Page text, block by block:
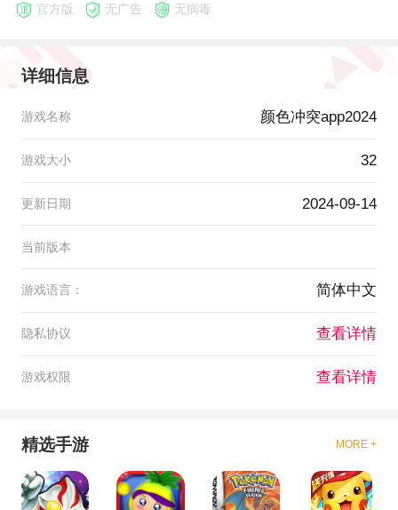
官方版 无广告 无病毒
详细信息
游戏名称 颜色冲突app2024
游戏大小 32
更新日期 2024-09-14
当前版本
游戏语言： 简体中文
隐私协议 查看详情
游戏权限 查看详情
精选手游 MORE +